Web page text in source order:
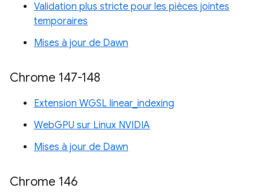
Validation plus stricte pour les pièces jointes
temporaires
Mises à jour de Dawn
Chrome 147-148
Extension WGSL linear_indexing
WebGPU sur Linux NVIDIA
Mises à jour de Dawn
Chrome 146